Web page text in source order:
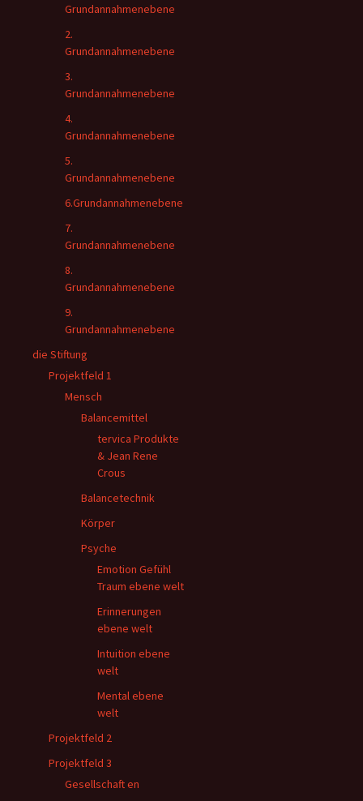
Grundannahmenebene
2.
Grundannahmenebene
3.
Grundannahmenebene
4.
Grundannahmenebene
5.
Grundannahmenebene
6.Grundannahmenebene
7.
Grundannahmenebene
8.
Grundannahmenebene
9.
Grundannahmenebene
die Stiftung
Projektfeld 1
Mensch
Balancemittel
tervica Produkte
& Jean Rene
Crous
Balancetechnik
Körper
Psyche
Emotion Gefühl
Traum ebene welt
Erinnerungen
ebene welt
Intuition ebene
welt
Mental ebene
welt
Projektfeld 2
Projektfeld 3
Gesellschaft en